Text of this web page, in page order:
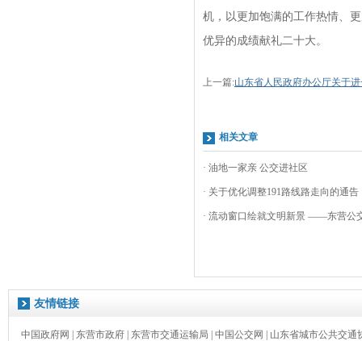
机，以更加饱满的工作热情、
优异的成绩献礼二十大。
上一篇:山东省人民政府办公厅关于
相关文章
· 油地一家亲 公交进社区
· 关于优化调整191路线路走向的通告
· 流动窗口绘就文明新景 ——东营公
友情链接
中国政府网 东营市政府 东营市交通运输局 中国公交网 山东省城市公共交通